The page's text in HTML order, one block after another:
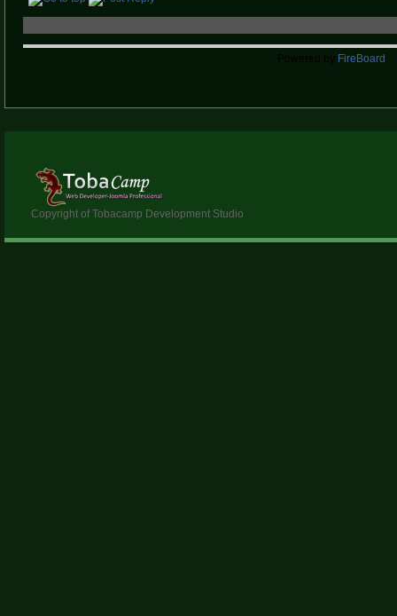
Powered by FireBoard
Copyright of Tobacamp Development Studio